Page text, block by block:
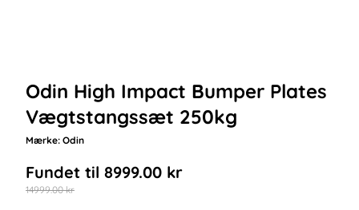
Odin High Impact Bumper Plates
Vægtstangssæt 250kg
Mærke: Odin
Fundet til 8999.00 kr
14999.00kr